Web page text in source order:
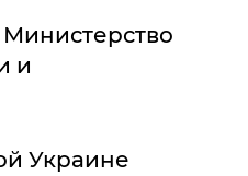
и
Украине